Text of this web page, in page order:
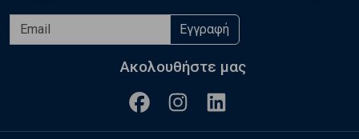
Εγγραφή
Ακολουθήστε μας